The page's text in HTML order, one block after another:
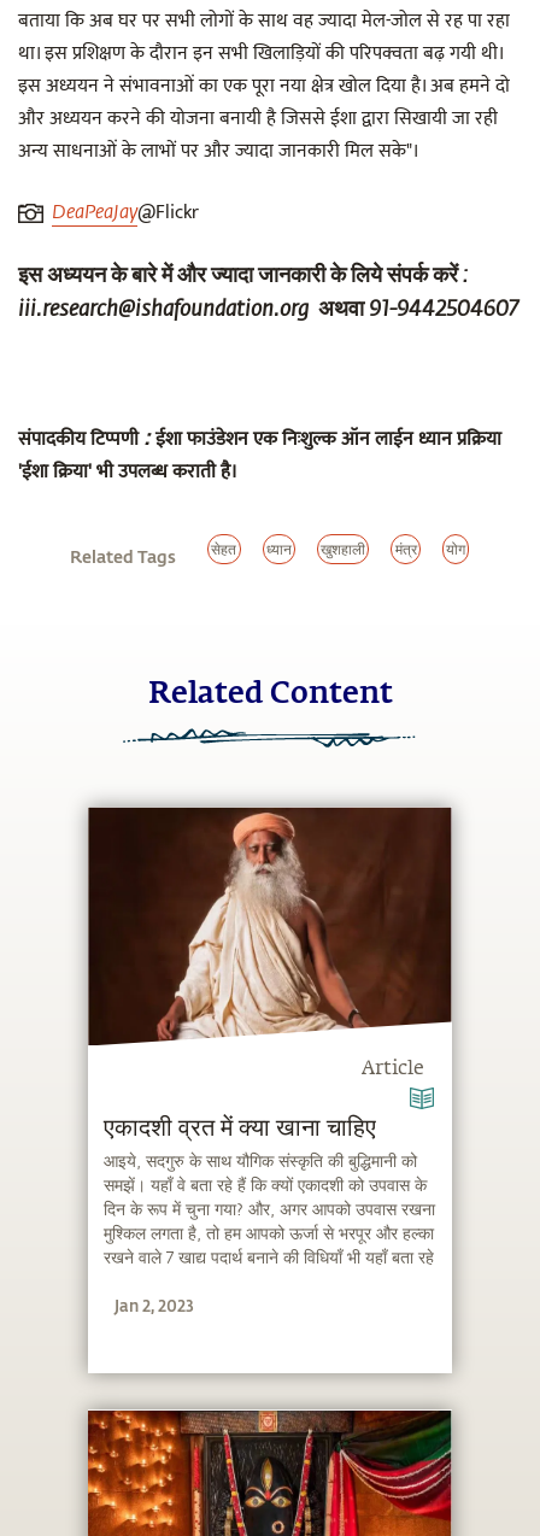
बताया कि अब घर पर सभी लोगों के साथ वह ज्यादा मेल-जोल से रह पा रहा
था। इस प्रशिक्षण के दौरान इन सभी खिलाड़ियों की परिपक्वता बढ़ गयी थी।
इस अध्ययन ने संभावनाओं का एक पूरा नया क्षेत्र खोल दिया है। अब हमने दो
और अध्ययन करने की योजना बनायी है जिससे ईशा द्वारा सिखायी जा रही
अन्य साधनाओं के लाभों पर और ज्यादा जानकारी मिल सके"।
DeaPeaJay@Flickr
इस अध्ययन के बारे में और ज्यादा जानकारी के लिये संपर्क करें :
iii.research@ishafoundation.org अथवा 91-9442504607
संपादकीय टिप्पणी:ईशा फाउंडेशन एक निःशुल्क ऑन लाईन ध्यान प्रक्रिया
'ईशा क्रिया' भी उपलब्ध कराती है।
Related Tags सेहत ध्यान खुशहाली मंत्र योग
Related Content
Article
एकादशी व्रत में क्या खाना चाहिए
आइये, सदगुरु के साथ यौगिक संस्कृति की बुद्धिमानी को
समझें। यहाँ वे बता रहे हैं कि क्यों एकादशी को उपवास के
दिन के रूप में चुना गया? और, अगर आपको उपवास रखना
मुश्किल लगता है, तो हम आपको ऊर्जा से भरपूर और हल्का
रखने वाले 7 खाद्य पदार्थ बनाने की विधियाँ भी यहाँ बता रहे
Jan 2, 2023